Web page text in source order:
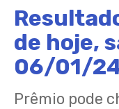
de hoje,
06/01/
Prêmio pode